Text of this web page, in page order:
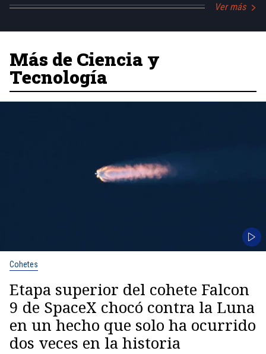
Ver más
Más de Ciencia y
Tecnología
Cohetes
Etapa superior del cohete Falcon
9 de SpaceX chocó contra la Luna
en un hecho que solo ha ocurrido
dos veces en la historia